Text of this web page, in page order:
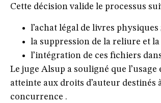
Cette décision valide le processus
l’achat légal de livres physiques
la suppression de la reliure et
l’intégration de ces fichiers
Le juge Alsup a souligné que
atteinte aux droits d’auteur
concurrence .